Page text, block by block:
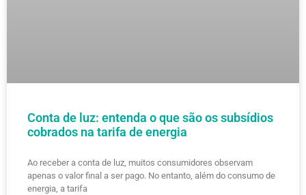
Conta de luz: entenda o que são os subsídios
cobrados na tarifa de energia
Ao receber a conta de luz, muitos consumidores observam
apenas o valor final a ser pago. No entanto, além do consumo de
energia, a tarifa